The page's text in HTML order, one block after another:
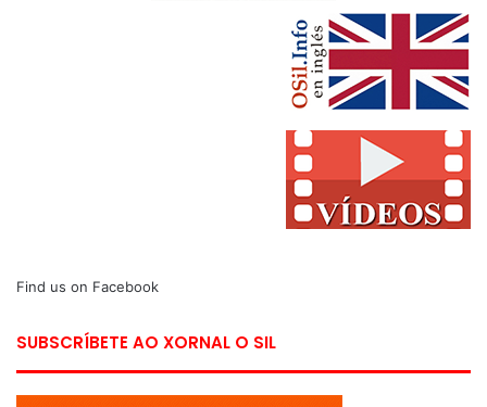
Find us on Facebook
SUBSCRÍBETE AO XORNAL O SIL